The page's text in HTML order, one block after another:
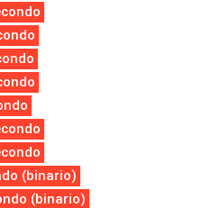
(binario)
(binario)